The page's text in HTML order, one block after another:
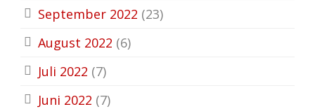
September 2022 (23)
August 2022 (6)
Juli 2022 (7)
Juni 2022 (7)